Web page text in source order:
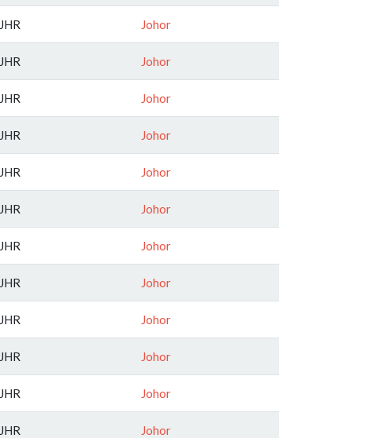
JHR Johor
JHR Johor
JHR Johor
JHR Johor
JHR Johor
JHR Johor
JHR Johor
JHR Johor
JHR Johor
JHR Johor
JHR Johor
JHR Johor